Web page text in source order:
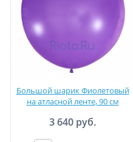
Большой шарик Фиолетовый
на атласной ленте, 90 см
3 640 руб.